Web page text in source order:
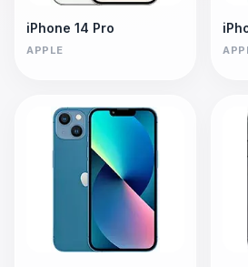
iPhone 14 Pro
APPLE